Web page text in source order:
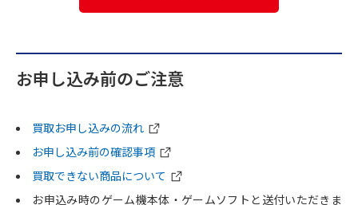
お申し込み前のご注意
買取お申し込みの流れ
お申し込み前の確認事項
買取できない商品について
お申込み時のゲーム機本体・ゲームソフトと送付いただきま